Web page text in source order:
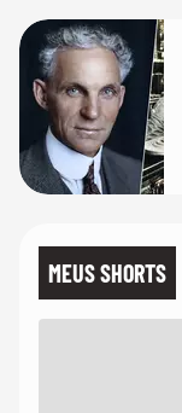
MEUS SHORTS